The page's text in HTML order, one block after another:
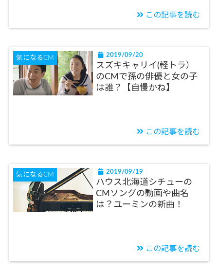
この記事を読む
気になるCM 2019/09/20
スズキキャリイ(軽トラ）
のCMで孫の俳優と女の子
は誰？【自慢かね】
この記事を読む
気になるCM 2019/09/19
ハウス北海道シチューの
CMソングの動画や曲名
は？ユーミンの新曲！
この記事を読む